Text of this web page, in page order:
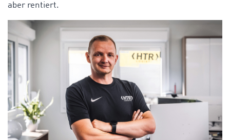
aber rentiert.